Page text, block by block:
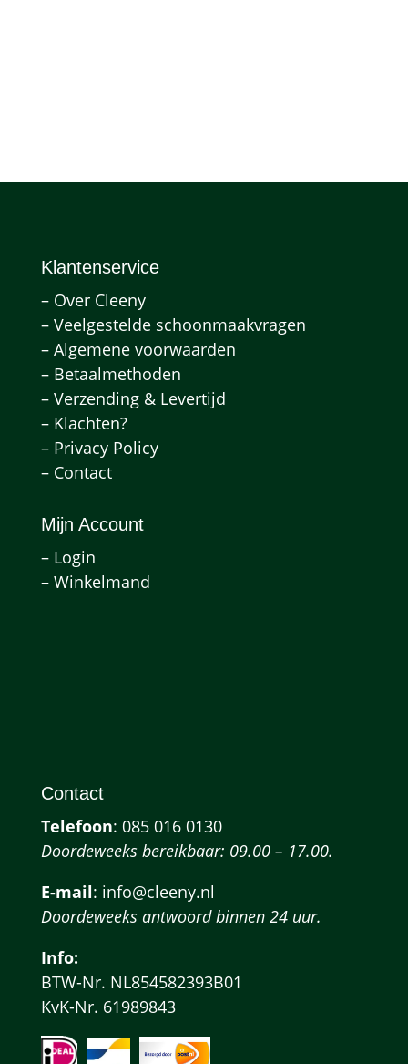
Klantenservice
– Over Cleeny
– Veelgestelde schoonmaakvragen
– Algemene voorwaarden
– Betaalmethoden
– Verzending & Levertijd
– Klachten?
– Privacy Policy
– Contact
Mijn Account
– Login
– Winkelmand
Doordeweeks bereikbaar: 09.00 – 17.00.
E-mail: info@cleeny.nl
Doordeweeks antwoord binnen 24 uur.
Info:
BTW-Nr. NL854582393B01
KvK-Nr. 61989843